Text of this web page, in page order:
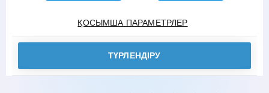
ҚОСЫМША ПАРАМЕТРЛЕР
ТҮРЛЕНДІРУ